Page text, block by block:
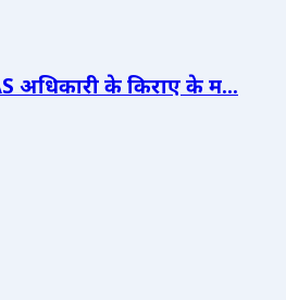
अधिकारी के किराए के म...